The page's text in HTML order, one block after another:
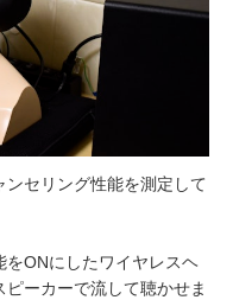
セリング性能を測定して
をONにしたワイヤレスヘ
ーカーで流して聴かせま